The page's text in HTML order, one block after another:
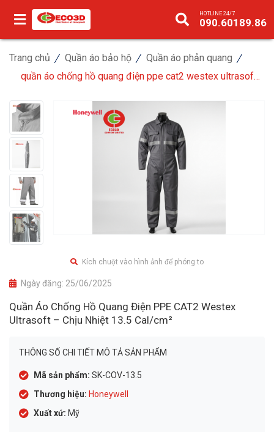
HOTLINE 24/7
090.60189.86
Trang chủ Quần áo bảo hộ
Quần áo phản quang
quần áo chống hồ quang điện ppe cat2 westex ultrasoft
Kích chuột vào hình ảnh để phóng to
Ngày đăng: 25/06/2025
Quần Áo Chống Hồ Quang Điện PPE CAT2 Westex
Ultrasoft – Chịu Nhiệt 13.5 Cal/cm²
THÔNG SỐ CHI TIẾT MÔ TẢ SẢN PHẨM
Mã sản phẩm: SK-COV-13.5
Thương hiệu: Honeywell
Xuất xứ: Mỹ